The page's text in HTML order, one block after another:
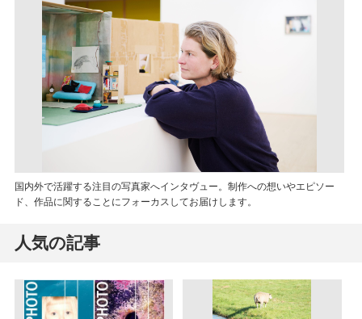
国内外で活躍する注目の写真家へインタヴュー。制作への想いやエピソー
ド、作品に関することにフォーカスしてお届けします。
人気の記事